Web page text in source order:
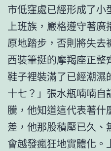
市低窪處已經形成了小
上班族，嚴格遵守著
原地踏步，否則將失去
西裝筆挺的摩羯座正整
鞋子裡裝滿了已經潮濕
十七？」張水瓶喃喃自
騰，他知道這代表著什
差，他那股積壓已久
會越發瘋狂地實體化